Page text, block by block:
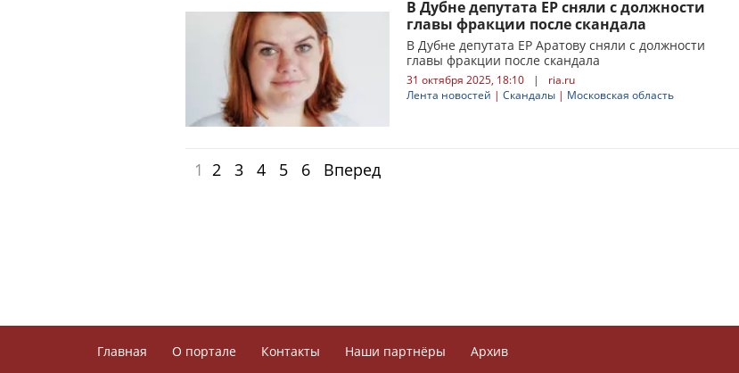
В Дубне депутата ЕР сняли с должности
главы фракции после скандала
В Дубне депутата ЕР Аратову сняли с должности
главы фракции после скандала
31 октября 2025, 18:10 |
ria.ru
Лента новостей | Скандалы | Московская область
1 2 3 4 5 6 Вперед
Главная О портале Контакты Наши партнёры Архив